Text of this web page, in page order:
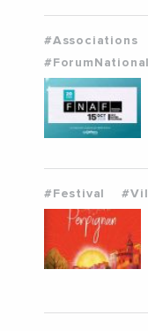
#Associations
#Festival